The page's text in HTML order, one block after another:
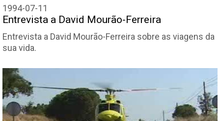
1994-07-11
Entrevista a David Mourão-Ferreira
Entrevista a David Mourão-Ferreira sobre as viagens da
sua vida.